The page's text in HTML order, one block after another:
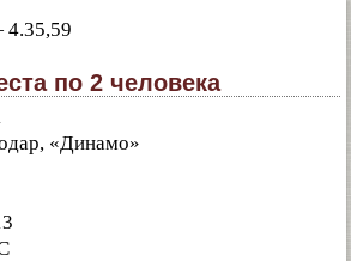
4.35,59
по 2 человека
«Динамо»